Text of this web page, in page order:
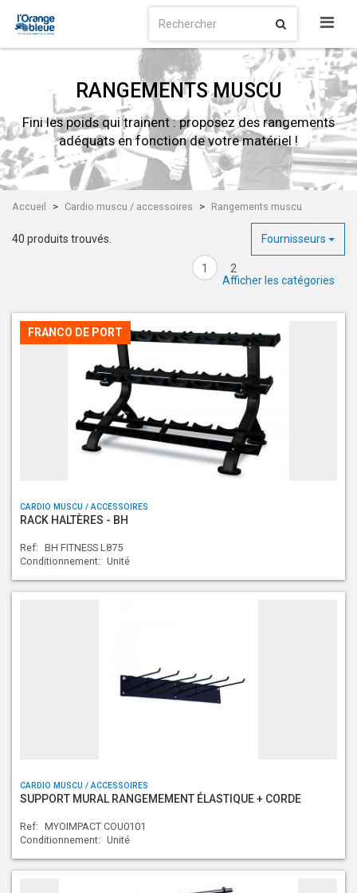
RANGEMENTS MUSCU
Fini les poids qui trainent : proposez des rangements
adéquats en fonction de votre matériel !
Accueil Cardio muscu / accessoires Rangements muscu
Fournisseurs
40 produits trouvés.
1
2
Afficher les catégories
FRANCO DE PORT
CARDIO MUSCU / ACCESSOIRES
RACK HALTÈRES - BH
Ref: BH FITNESS L875
Conditionnement: Unité
CARDIO MUSCU / ACCESSOIRES
SUPPORT MURAL RANGEMEMENT ÉLASTIQUE + CORDE
Ref: MYOIMPACT COU0101
Conditionnement: Unité